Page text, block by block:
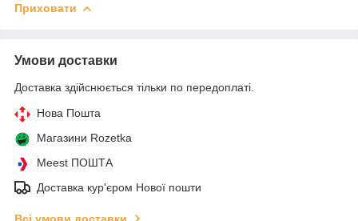
Приховати
Умови доставки
Доставка здійснюється тільки по передоплаті.
Нова Пошта
Магазини Rozetka
Meest ПОШТА
Доставка кур'єром Нової пошти
Всі умови доставки